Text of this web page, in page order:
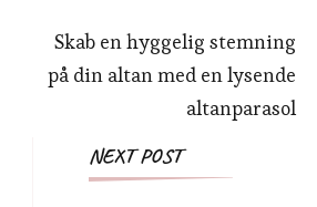
Skab en hyggelig stemning
på din altan med en lysende
altanparasol
NEXT POST